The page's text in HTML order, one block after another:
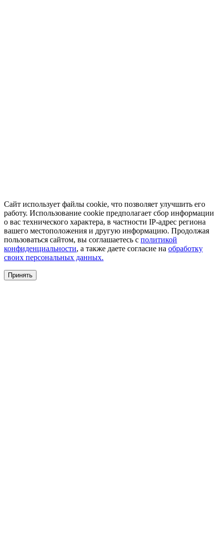
Сайт использует файлы cookie, что позволяет улучшить его
работу. Использование cookie предполагает сбор информации
о вас технического характера, в частности IP-адрес региона
вашего местоположения и другую информацию. Продолжая
пользоваться сайтом, вы соглашаетесь с политикой
конфиденциальности, а также даете согласие на обработку
своих персональных данных.
Принять